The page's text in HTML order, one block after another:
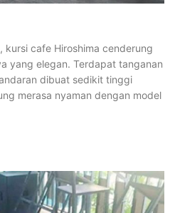
kursi cafe Hiroshima cenderung
yang elegan. Terdapat tanganan
dibuat sedikit tinggi
merasa nyaman dengan model